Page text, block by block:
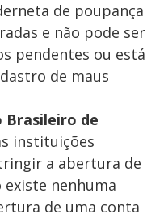
de poupança
e não pode ser
pendentes ou está
de maus
Brasileiro de
instituições
a abertura de
nenhuma
de uma conta